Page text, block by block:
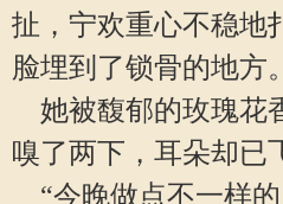
扯，宁欢重心不稳地
脸埋到了锁骨的地方。
她被馥郁的玫瑰花
嗅了两下，耳朵却已
“今晚做点不一样